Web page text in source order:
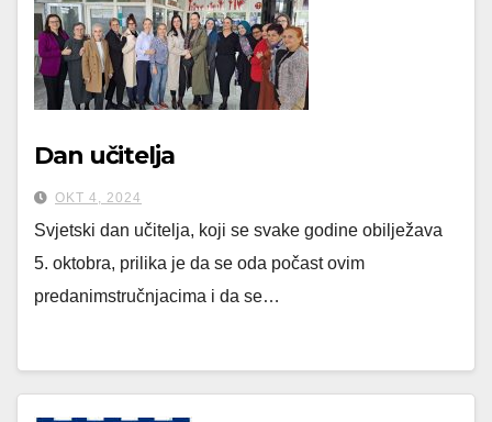
Dan učitelja
OKT 4, 2024
Svjetski dan učitelja, koji se svake godine obilježava
5. oktobra, prilika je da se oda počast ovim
predanimstručnjacima i da se…